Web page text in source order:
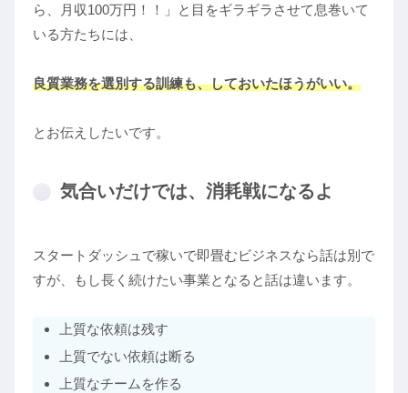
ら、月収100万円！！」と目をギラギラさせて息巻いて
いる方たちには、
良質業務を選別する訓練も、しておいたほうがいい。
とお伝えしたいです。
気合いだけでは、消耗戦になるよ
スタートダッシュで稼いで即畳むビジネスなら話は別で
すが、もし長く続けたい事業となると話は違います。
上質な依頼は残す
上質でない依頼は断る
上質なチームを作る